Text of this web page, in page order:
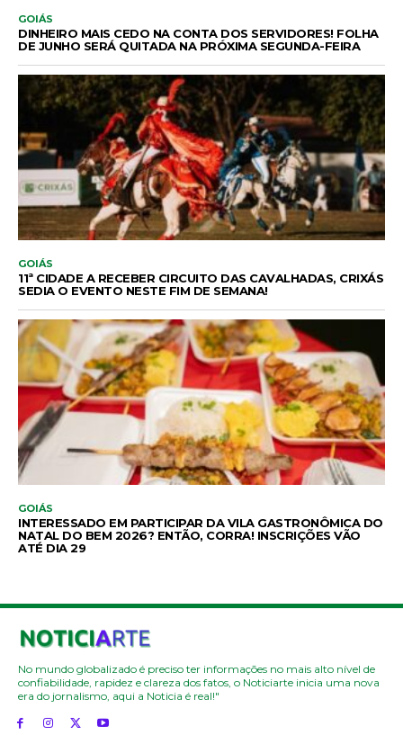
GOIÁS
DINHEIRO MAIS CEDO NA CONTA DOS SERVIDORES! FOLHA
DE JUNHO SERÁ QUITADA NA PRÓXIMA SEGUNDA-FEIRA
GOIÁS
11ª CIDADE A RECEBER CIRCUITO DAS CAVALHADAS, CRIXÁS
SEDIA O EVENTO NESTE FIM DE SEMANA!
GOIÁS
INTERESSADO EM PARTICIPAR DA VILA GASTRONÔMICA DO
NATAL DO BEM 2026? ENTÃO, CORRA! INSCRIÇÕES VÃO
ATÉ DIA 29
No mundo globalizado é preciso ter informações no mais alto nível de
confiabilidade, rapidez e clareza dos fatos, o Noticiarte inicia uma nova
era do jornalismo, aqui a Noticia é real!"